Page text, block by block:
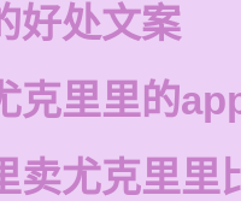
好处文案
克里里的
卖尤克里里